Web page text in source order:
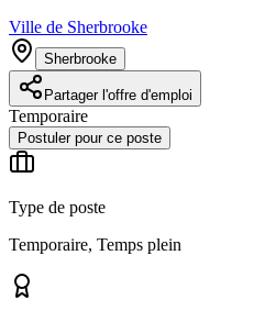
Ville de Sherbrooke
Sherbrooke
Partager l'offre d'emploi
Temporaire
Postuler pour ce poste
Type de poste
Temporaire, Temps plein